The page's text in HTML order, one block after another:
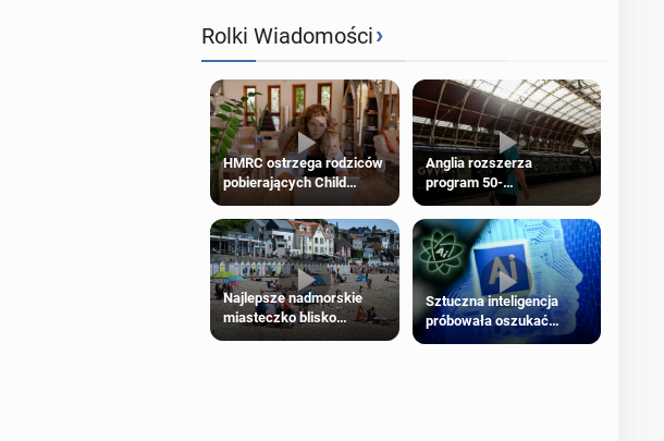
Rolki Wiadomości›
HMRC ostrzega rodziców
pobierających Child
Benefit. Mogą być
zobowiązani do zwrotu
zasiłku
Anglia rozszerza
program 50-
procentowych zniżek
kolejowych na 18-latków
Najlepsze nadmorskie
miasteczko blisko
Sztuczna inteligencja
próbowała oszukać
człowieka